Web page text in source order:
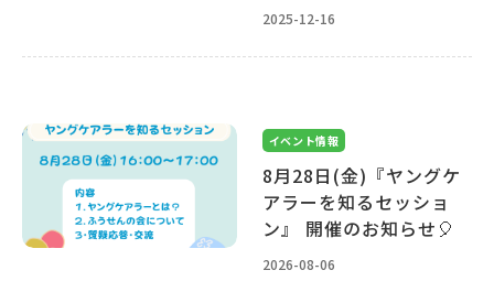
2025-12-16
イベント情報
8月28日(金)『ヤングケ
アラーを知るセッショ
ン』 開催のお知らせ🎈
2026-08-06